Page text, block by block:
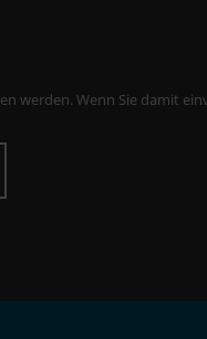
werden. Wenn Sie damit